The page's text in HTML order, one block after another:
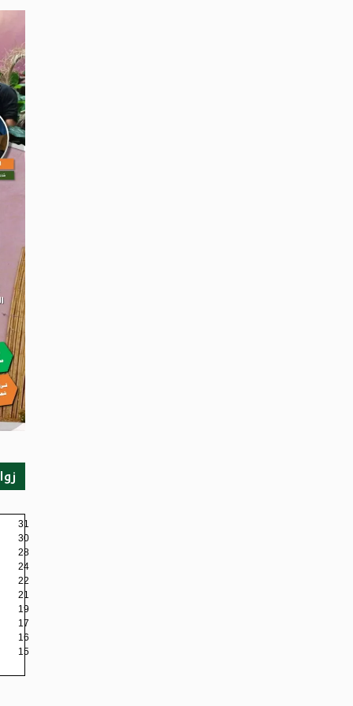
31
30
28
24
22
21
19
17
16
15